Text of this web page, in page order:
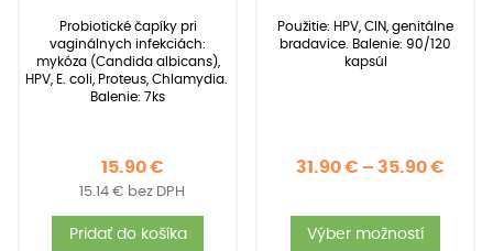
základe
zákazníckych
recenzií
Probiotické čapíky pri
vaginálnych infekciách:
mykóza (Candida albicans),
HPV, E. coli, Proteus, Chlamydia.
Balenie: 7ks
15.90€
15.14 € bez DPH
Pridať do košíka
základe
zákazníckych
recenzií
Použitie: HPV, CIN, genitálne
bradavice. Balenie: 90/120
kapsúl
31.90€ – 35.90€Price
Výber možností